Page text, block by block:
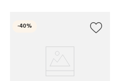
-40%